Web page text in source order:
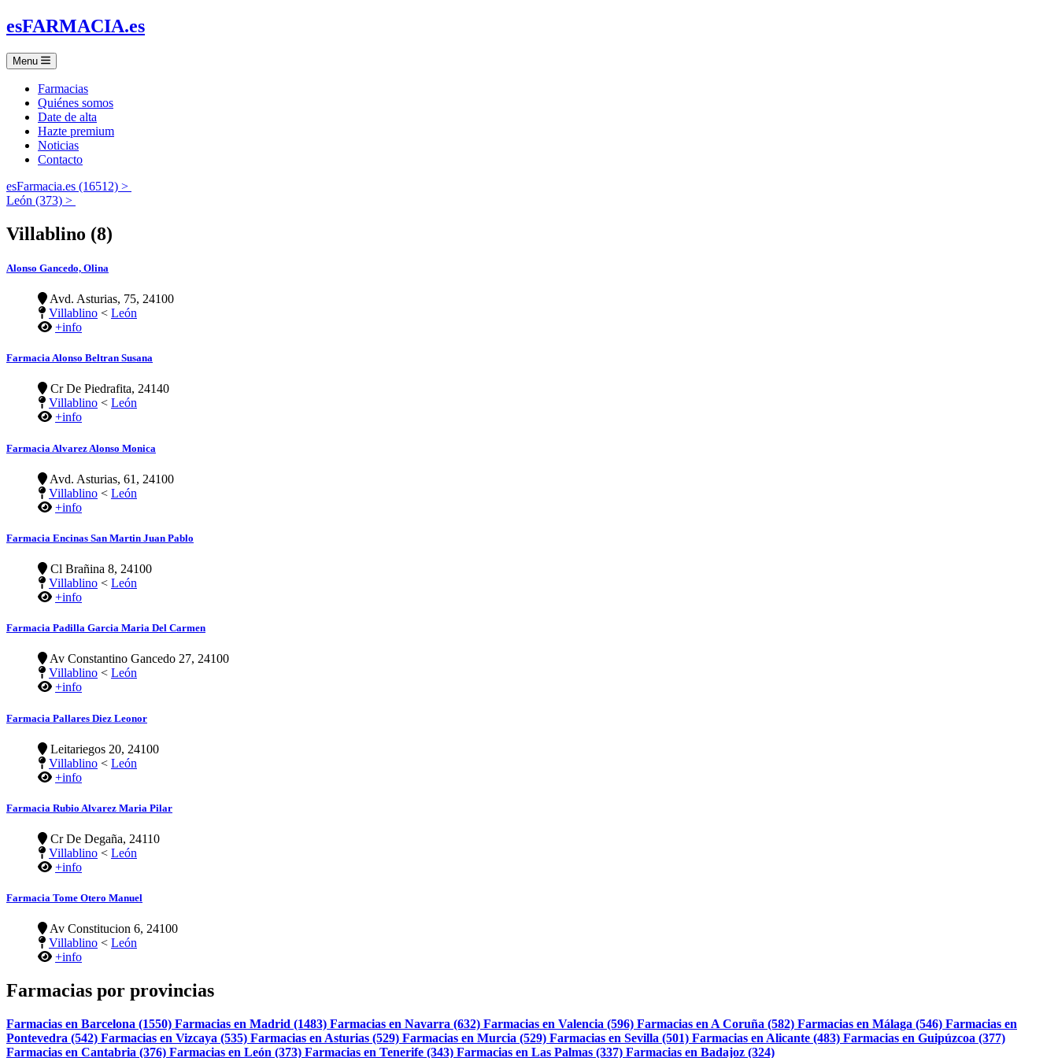
esFARMACIA.es
Menu
Farmacias
Quiénes somos
Date de alta
Hazte premium
Noticias
Contacto
esFarmacia.es (16512) >
León (373) >
Villablino (8)
Alonso Gancedo, Olina
Avd. Asturias, 75, 24100
Villablino < León
+info
Farmacia Alonso Beltran Susana
Cr De Piedrafita, 24140
Villablino < León
+info
Farmacia Alvarez Alonso Monica
Avd. Asturias, 61, 24100
Villablino < León
+info
Farmacia Encinas San Martin Juan Pablo
Cl Brañina 8, 24100
Villablino < León
+info
Farmacia Padilla Garcia Maria Del Carmen
Av Constantino Gancedo 27, 24100
Villablino < León
+info
Farmacia Pallares Diez Leonor
Leitariegos 20, 24100
Villablino < León
+info
Farmacia Rubio Alvarez Maria Pilar
Cr De Degaña, 24110
Villablino < León
+info
Farmacia Tome Otero Manuel
Av Constitucion 6, 24100
Villablino < León
+info
Farmacias por provincias
Farmacias en Barcelona (1550) Farmacias en Madrid (1483) Farmacias en Navarra (632) Farmacias en Valencia (596) Farmacias en A Coruña (582) Farmacias en Málaga (546) Farmacias en
Pontevedra (542) Farmacias en Vizcaya (535) Farmacias en Asturias (529) Farmacias en Murcia (529) Farmacias en Sevilla (501) Farmacias en Alicante (483) Farmacias en Guipúzcoa (377)
Farmacias en Cantabria (376) Farmacias en León (373) Farmacias en Tenerife (343) Farmacias en Las Palmas (337) Farmacias en Badajoz (324)